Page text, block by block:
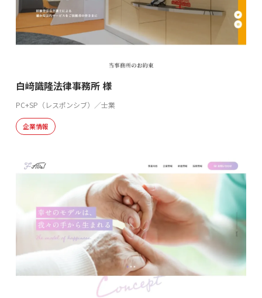
白﨑識隆法律事務所 様
PC+SP（レスポンシブ）／士業
企業情報